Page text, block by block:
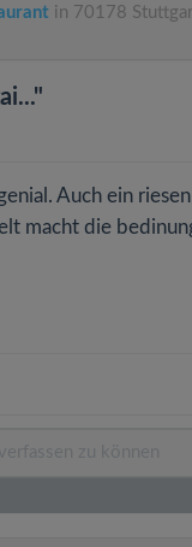
in 70178
Auch ein
macht die